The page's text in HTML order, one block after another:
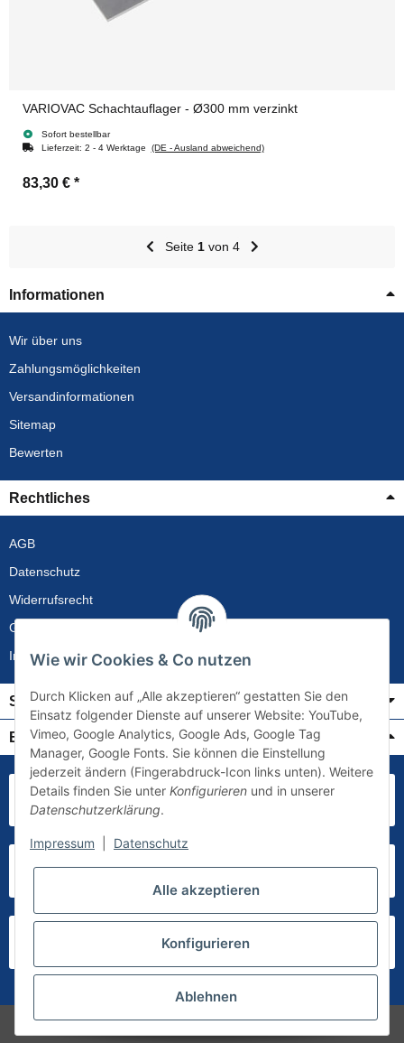
VARIOVAC Schachtauflager - Ø300 mm verzinkt
Sofort bestellbar
Lieferzeit: 2 - 4 Werktage (DE - Ausland abweichend)
83,30 € *
Seite 1von 4
Informationen
Wir über uns
Zahlungsmöglichkeiten
Versandinformationen
Sitemap
Bewerten
Rechtliches
AGB
Datenschutz
Widerrufsrecht
Gewährleistung
Impressum
Service
Bezahlung & Versand
* Alle Preise inkl. gesetzlicher USt., zzgl.Versand
Wie wir Cookies & Co nutzen
Durch Klicken auf „Alle akzeptieren“ gestatten Sie den
Einsatz folgender Dienste auf unserer Website: YouTube,
Vimeo, Google Analytics, Google Ads, Google Tag
Manager, Google Fonts. Sie können die Einstellung
jederzeit ändern (Fingerabdruck-Icon links unten). Weitere
Details finden Sie unter Konfigurieren und in unserer
Datenschutzerklärung.
Impressum Datenschutz
Alle akzeptieren
Konfigurieren
Ablehnen